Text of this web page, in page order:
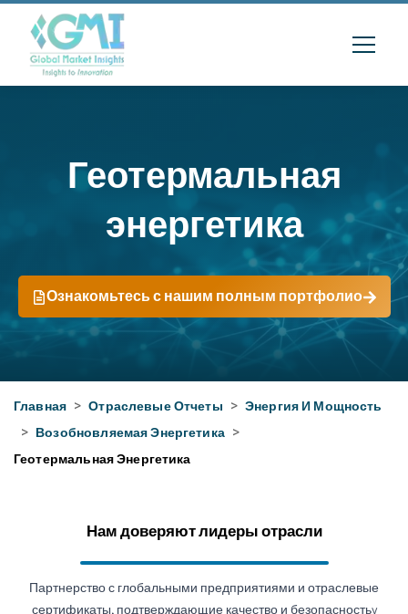
Геотермальная
энергетика
Ознакомьтесь с нашим полным портфолио
Главная > Отраслевые Отчеты > Энергия И Мощность
> Возобновляемая Энергетика >
Геотермальная Энергетика
Нам доверяют лидеры отрасли
Партнерство с глобальными предприятиями и отраслевые
сертификаты, подтверждающие качество и безопасностьy